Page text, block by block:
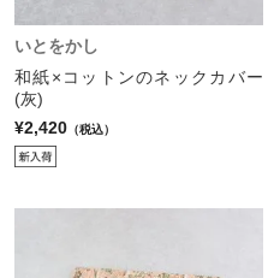
いとをかし
和紙×コットンのネックカバー
(灰)
¥2,420 （税込）